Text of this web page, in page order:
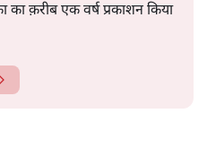
का क़रीब एक वर्ष प्रकाशन किया